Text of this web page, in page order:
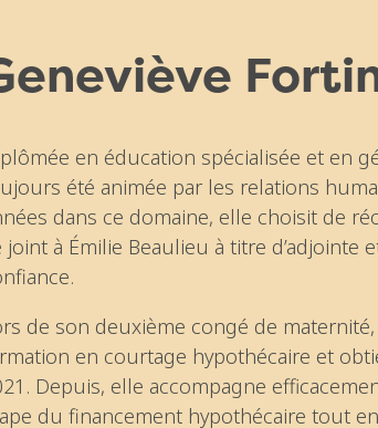
en éducation spécialisée et en
été animée par les relations
dans ce domaine, elle choisit de
joint à Émilie Beaulieu à titre d’adjointe
de son deuxième congé de
en courtage hypothécaire et
Depuis, elle accompagne
du financement hypothécaire tout